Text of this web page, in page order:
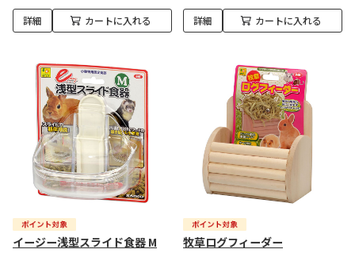
詳細 カートに入れる 詳細 カートに入れる
イージー浅型スライド食器 M 牧草ログフィーダー